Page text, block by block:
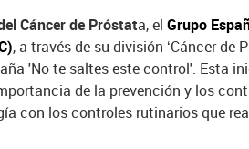
Cáncer de Próstata, el Grupo
, a través de su división ‘Cáncer de
'No te saltes este control'. Esta
de la prevención y los
con los controles rutinarios que